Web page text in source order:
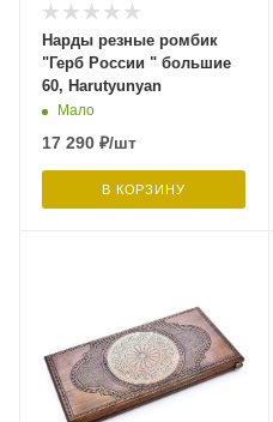
Нарды резные ромбик
"Герб России " большие
60, Harutyunyan
Мало
17 290 ₽/шт
В КОРЗИНУ